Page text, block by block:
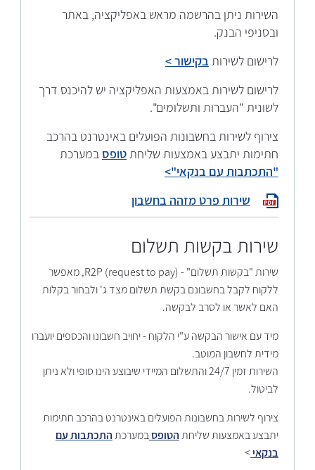
השירות ניתן בהרשמה מראש באפליקציה, באתר
ובסניפי הבנק.
לרישום לשירות בקישור >
לרישום לשירות באמצעות האפליקציה יש להיכנס דרך
לשונית "העברות ותשלומים".
צירוף לשירות בחשבונות הפועלים באינטרנט בהרכב
חתימות יתבצע באמצעות שליחתטופסבמערכת
"התכתבות עם בנקאי">
שירות פרט מזהה בחשבון
שירות בקשות תשלום
שירות "בקשות תשלום" - R2P (request to pay), מאפשר
ללקוח לקבל בחשבונם בקשת תשלום מצד ג' ולבחור בקלות
האם לאשר או לסרב לבקשה.
מיד עם אישור הבקשה ע"י הלקוח - יחויב חשבונו והכספים יועברו
מידית לחשבון המוטב.
השירות זמין 24/7 והתשלום המיידי שיבוצע הינו סופי ולא ניתן
לביטול.
צירוף לשירות בחשבונות הפועלים באינטרנט בהרכב חתימות
יתבצע באמצעות שליחת הטופס במערכת התכתבות עם
בנקאי >